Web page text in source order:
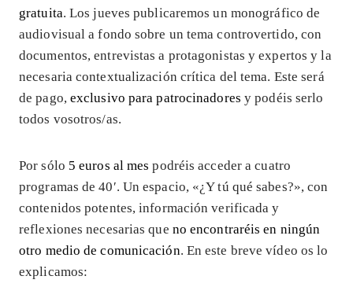
gratuita. Los jueves publicaremos un monográfico de
audiovisual a fondo sobre un tema controvertido, con
documentos, entrevistas a protagonistas y expertos y la
necesaria contextualización crítica del tema. Este será
de pago, exclusivo para patrocinadores y podéis serlo
todos vosotros/as.
Por sólo 5 euros al mes podréis acceder a cuatro
programas de 40′. Un espacio, «¿Y tú qué sabes?», con
contenidos potentes, información verificada y
reflexiones necesarias que no encontraréis en ningún
otro medio de comunicación. En este breve vídeo os lo
explicamos: